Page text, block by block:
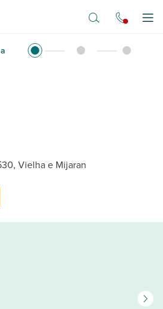
Vielha e Mijaran